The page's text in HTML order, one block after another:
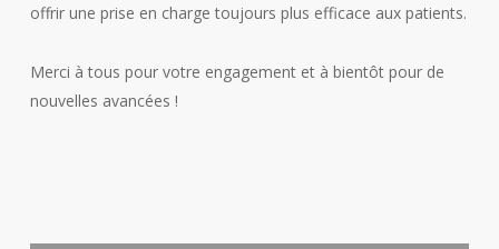
offrir une prise en charge toujours plus efficace aux patients.
Merci à tous pour votre engagement et à bientôt pour de
nouvelles avancées !